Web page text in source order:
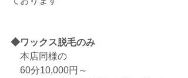
◆ワックス脱毛のみ
本店同様の
60分10,000円～